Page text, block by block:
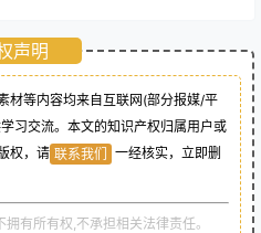
声明
材等内容均来自互联网(部分报媒/平
习交流。本文的知识产权归属用户或
权，请 联系我们
一经核实，立即删
有所有权,不承担相关法律责任。